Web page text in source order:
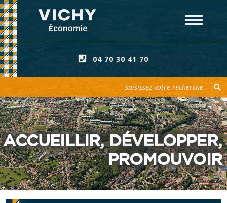
04 70 30 41 70
ACCUEILLIR, DÉVELOPPER,
PROMOUVOIR